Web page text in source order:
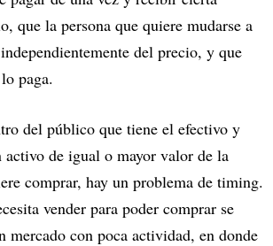
que la persona que quiere mudarse a
del precio, y que
paga.
del público que tiene el efectivo y
activo de igual o mayor valor de la
comprar, hay un problema de timing.
vender para poder comprar se
mercado con poca actividad, en donde